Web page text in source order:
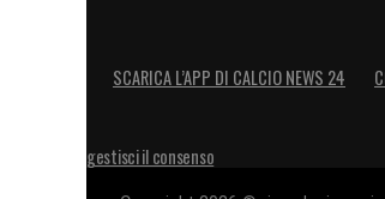
SCARICA L’APP DI CALCIO NEWS 24
gestisci il consenso